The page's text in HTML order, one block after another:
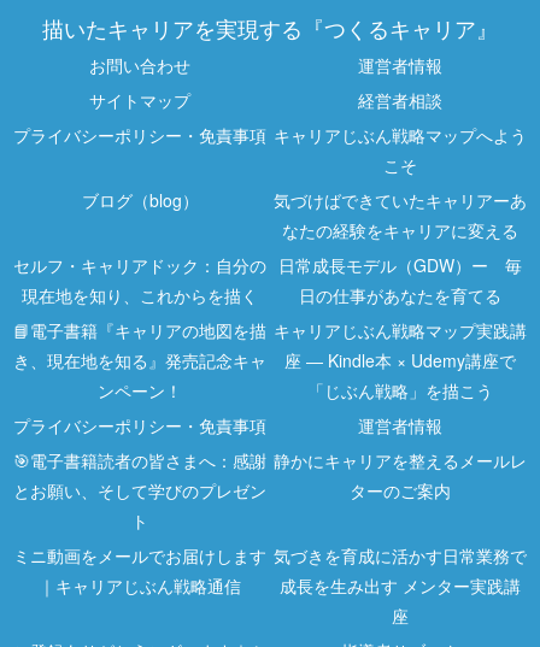
描いたキャリアを実現する『つくるキャリア』
お問い合わせ
運営者情報
サイトマップ
経営者相談
プライバシーポリシー・免責事項 キャリアじぶん戦略マップへよう
こそ
ブログ（blog）
気づけばできていたキャリアーあ
なたの経験をキャリアに変える
セルフ・キャリアドック：自分の
現在地を知り、これからを描く
日常成長モデル（GDW）ー 毎
日の仕事があなたを育てる
📘電子書籍『キャリアの地図を描
き、現在地を知る』発売記念キャ
ンペーン！
キャリアじぶん戦略マップ実践講
座 ― Kindle本 × Udemy講座で
「じぶん戦略」を描こう
プライバシーポリシー・免責事項
運営者情報
🎯電子書籍読者の皆さまへ：感謝
とお願い、そして学びのプレゼン
ト
静かにキャリアを整えるメールレ
ターのご案内
ミニ動画をメールでお届けします
｜キャリアじぶん戦略通信
気づきを育成に活かす日常業務で
成長を生み出す メンター実践講
座